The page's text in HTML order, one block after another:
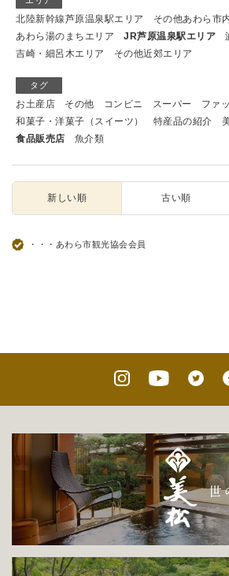
北陸新幹線芦原温泉駅エリア
その他あわら市
あわら湯のまちエリア
JR芦原温泉駅エリア
吉崎・細呂木エリア
その他近郊エリア
タグ
お土産店 その他 コンビニ スーパー
ファ
和菓子・洋菓子（スイーツ）
特産品の紹介
食品販売店
魚介類
新しい順 古い順
・・・あわら市観光協会会員